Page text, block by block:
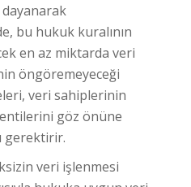
bu hukuk kuralının
en az miktarda veri
öngöremeyeceği
veri sahiplerinin
göz önüne
gerektirir.
veri işlenmesi